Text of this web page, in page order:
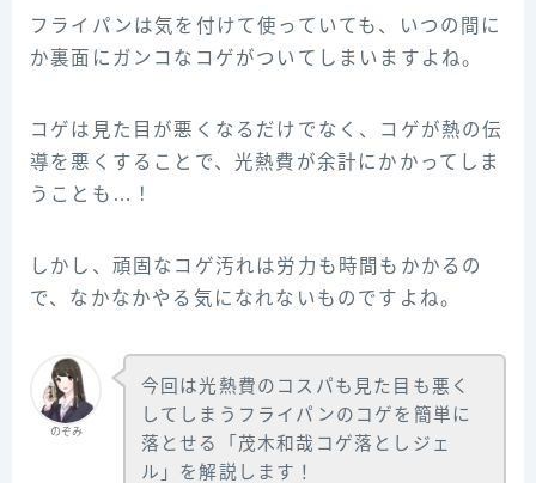
フライパンは気を付けて使っていても、いつの間に
か裏面にガンコなコゲがついてしまいますよね。
コゲは見た目が悪くなるだけでなく、コゲが熱の伝
導を悪くすることで、光熱費が余計にかかってしま
うことも…！
しかし、頑固なコゲ汚れは労力も時間もかかるの
で、なかなかやる気になれないものですよね。
のぞみ
今回は光熱費のコスパも見た目も悪く
してしまうフライパンのコゲを簡単に
落とせる「茂木和哉コゲ落としジェ
ル」を解説します！